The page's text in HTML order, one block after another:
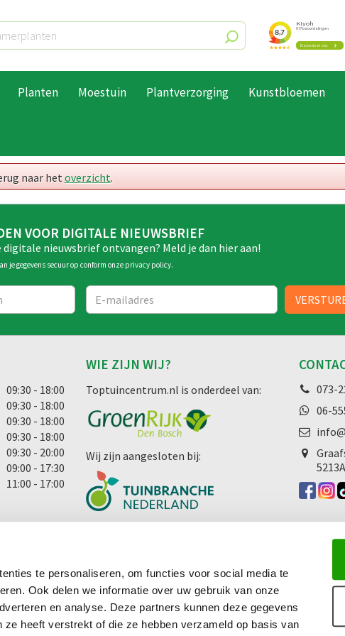
te personaliseren, om functies voor social media te
Ook delen we informatie over uw gebruik van onze
en analyse. Deze partners kunnen deze gegevens
heeft verstrekt of die ze hebben verzameld op basis van
Planten Moestuin Plantverzorging Kunstbloemen
naar hetoverzicht.
VOOR DIGITALE NIEUWSBRIEF
digitale nieuwsbrief ontvangen? Meld je dan hier aan!
je gegevens secuur op conform onze privacy policy.
09:30 - 18:00
09:30 - 18:00
09:30 - 18:00
09:30 - 18:00
09:30 - 20:00
09:00 - 17:30
11:00 - 17:00
WIE ZIJN WIJ?
Toptuincentrum.nl is onderdeel van:
Wij zijn aangesloten bij:
073-
06-